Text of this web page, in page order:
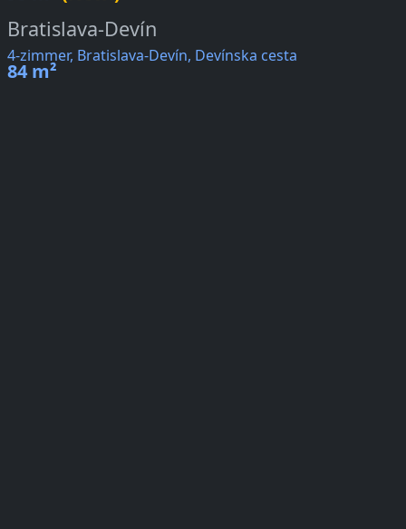
Bratislava-Devín
4-zimmer, Bratislava-Devín, Devínska cesta
84 m²